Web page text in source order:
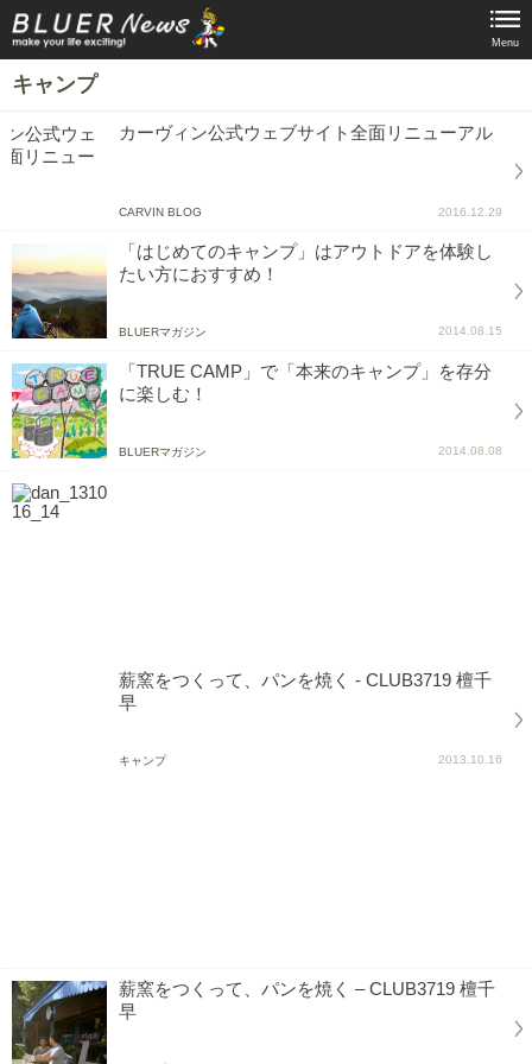
Menu
キャンプ
カーヴィン公式ウェブサイト全面リニューアル
CARVIN BLOG 2016.12.29
「はじめてのキャンプ」はアウトドアを体験し
たい方におすすめ！
BLUERマガジン 2014.08.15
「TRUE CAMP」で「本来のキャンプ」を存分
に楽しむ！
BLUERマガジン 2014.08.08
薪窯をつくって、パンを焼く - CLUB3719 檀千
早
キャンプ 2013.10.16
薪窯をつくって、パンを焼く – CLUB3719 檀千
早